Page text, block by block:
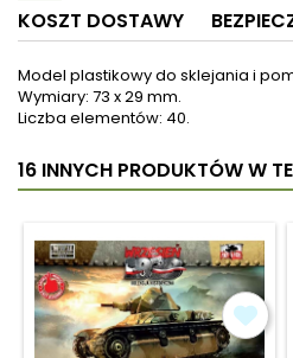
KOSZT DOSTAWY
Model plastikowy do sklejania i
Wymiary: 73 x 29 mm.
Liczba elementów: 40.
16 INNYCH PRODUKTÓW W